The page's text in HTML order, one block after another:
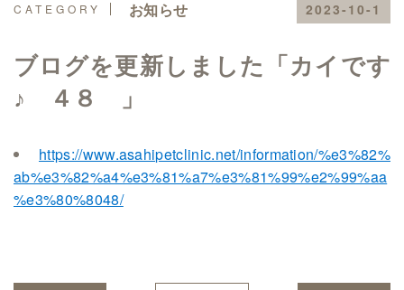
お知らせ 2023-10-1
ブログを更新しました「カイです
♪ ４８ 」
https://www.asahipetclinic.net/information/%e3%82%
ab%e3%82%a4%e3%81%a7%e3%81%99%e2%99%aa
%e3%80%8048/